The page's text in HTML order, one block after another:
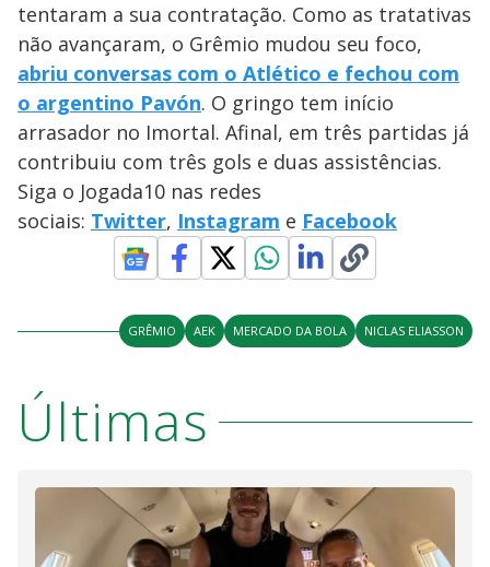
tentaram a sua contratação. Como as tratativas
não avançaram, o Grêmio mudou seu foco,
abriu conversas com o Atlético e fechou com
o argentino Pavón. O gringo tem início
arrasador no Imortal. Afinal, em três partidas já
contribuiu com três gols e duas assistências.
Siga o Jogada10 nas redes
sociais: Twitter, Instagram e Facebook
GRÊMIO AEK MERCADO DA BOLA NICLAS ELIASSON
Últimas